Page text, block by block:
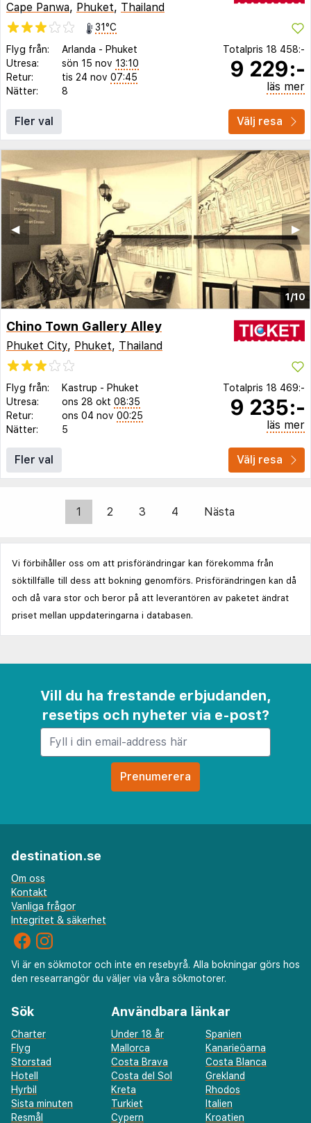
Cape Panwa, Phuket, Thailand
31°C
Flyg från:
Arlanda - Phuket
Utresa:
sön 15 nov 13:10
Retur:
tis 24 nov 07:45
Nätter:
8
Totalpris 18 458:-
9 229:-
läs mer
Fler val Välj resa
1/10
▶︎
◀︎
Chino Town Gallery Alley
Phuket City, Phuket, Thailand
Flyg från: Kastrup - Phuket
Utresa:
ons 28 okt 08:35
Retur:
ons 04 nov 00:25
Nätter:
5
Totalpris 18 469:-
9 235:-
läs mer
Fler val Välj resa
1 2 3 4 Nästa
Vi förbihåller oss om att prisförändringar kan förekomma från
söktillfälle till dess att bokning genomförs. Prisförändringen kan då
och då vara stor och beror på att leverantören av paketet ändrat
priset mellan uppdateringarna i databasen.
Vill du ha frestande erbjudanden,
resetips och nyheter via e-post?
destination.se
Om oss
Kontakt
Vanliga frågor
Integritet & säkerhet
Vi är en sökmotor och inte en resebyrå. Alla bokningar görs hos
den researrangör du väljer via våra sökmotorer.
Sök
Charter
Flyg
Storstad
Hotell
Hyrbil
Sista minuten
Resmål
Användbara länkar
Under 18 år
Spanien
Mallorca
Kanarieöarna
Costa Brava
Costa Blanca
Costa del Sol
Grekland
Kreta
Rhodos
Turkiet
Italien
Cypern
Kroatien